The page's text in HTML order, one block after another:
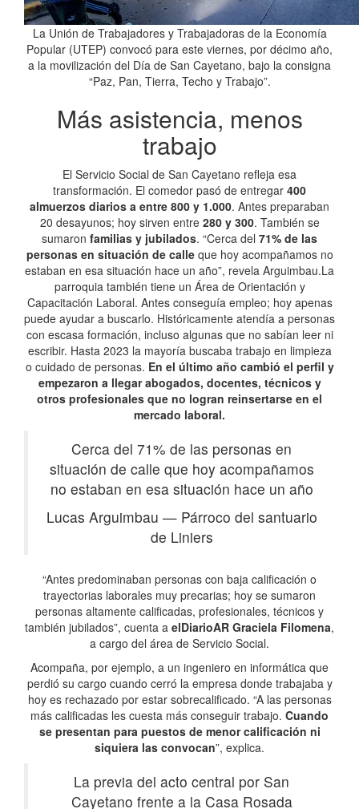
La Unión de Trabajadores y Trabajadoras de la Economía
Popular (UTEP) convocó para este viernes, por décimo año,
a la movilización del Día de San Cayetano, bajo la consigna
“Paz, Pan, Tierra, Techo y Trabajo”.
Más asistencia, menos
trabajo
El Servicio Social de San Cayetano refleja esa
transformación. El comedor pasó de entregar 400
almuerzos diarios a entre 800 y 1.000. Antes preparaban
20 desayunos; hoy sirven entre 280 y 300. También se
sumaron familias y jubilados. “Cerca del 71% de las
personas en situación de calleque hoy acompañamos no
estaban en esa situación hace un año”, revela Arguimbau.La
parroquia también tiene un Área de Orientación y
Capacitación Laboral. Antes conseguía empleo; hoy apenas
puede ayudar a buscarlo. Históricamente atendía a personas
con escasa formación, incluso algunas que no sabían leer ni
escribir. Hasta 2023 la mayoría buscaba trabajo en limpieza
o cuidado de personas. En el último año cambió el perfil y
empezaron a llegar abogados, docentes, técnicos y
otros profesionales que no logran reinsertarse en el
mercado laboral.
Cerca del 71% de las personas en
situación de calle que hoy acompañamos
no estaban en esa situación hace un año
Lucas Arguimbau —Párroco del santuario
de Liniers
“Antes predominaban personas con baja calificación o
trayectorias laborales muy precarias; hoy se sumaron
personas altamente calificadas, profesionales, técnicos y
también jubilados”, cuenta a elDiarioAR Graciela Filomena,
a cargo del área de Servicio Social.
Acompaña, por ejemplo, a un ingeniero en informática que
perdió su cargo cuando cerró la empresa donde trabajaba y
hoy es rechazado por estar sobrecalificado. “A las personas
más calificadas les cuesta más conseguir trabajo. Cuando
se presentan para puestos de menor calificación ni
siquiera las convocan”, explica.
La previa del acto central por San
Cayetano frente a la Casa Rosada